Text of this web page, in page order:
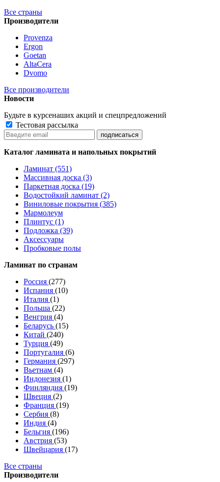
Все страны
Производители
Provenza
Ergon
Goetan
AltaСera
Dvomo
Все производители
Новости
Будьте в курсенаших акций и спецпредложений
Тестовая рассылка
Каталог ламината и напольных покрытий
Ламинат (551)
Массивная доска (3)
Паркетная доска (19)
Водостойкий ламинат (2)
Виниловые покрытия (385)
Мармолеум
Плинтус (1)
Подложка (39)
Аксессуары
Пробковые полы
Ламинат по странам
Россия (277)
Испания (10)
Италия (1)
Польша (22)
Венгрия (4)
Беларусь (15)
Китай (240)
Турция (49)
Португалия (6)
Германия (297)
Вьетнам (4)
Индонезия (1)
Финляндия (19)
Швеция (2)
Франция (19)
Сербия (8)
Индия (4)
Бельгия (196)
Австрия (53)
Швейцария (17)
Все страны
Производители